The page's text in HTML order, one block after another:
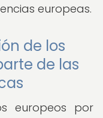
europeas.
de los
de las
europeos por